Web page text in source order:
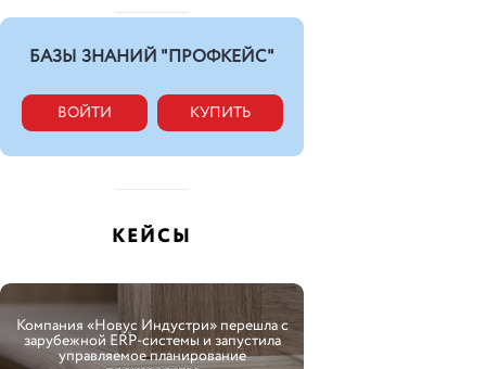
БАЗЫ ЗНАНИЙ "ПРОФКЕЙС"
ВОЙТИ КУПИТЬ
КЕЙСЫ
Компания «Новус Индустри» перешла с
зарубежной ERP-системы и запустила
управляемое планирование